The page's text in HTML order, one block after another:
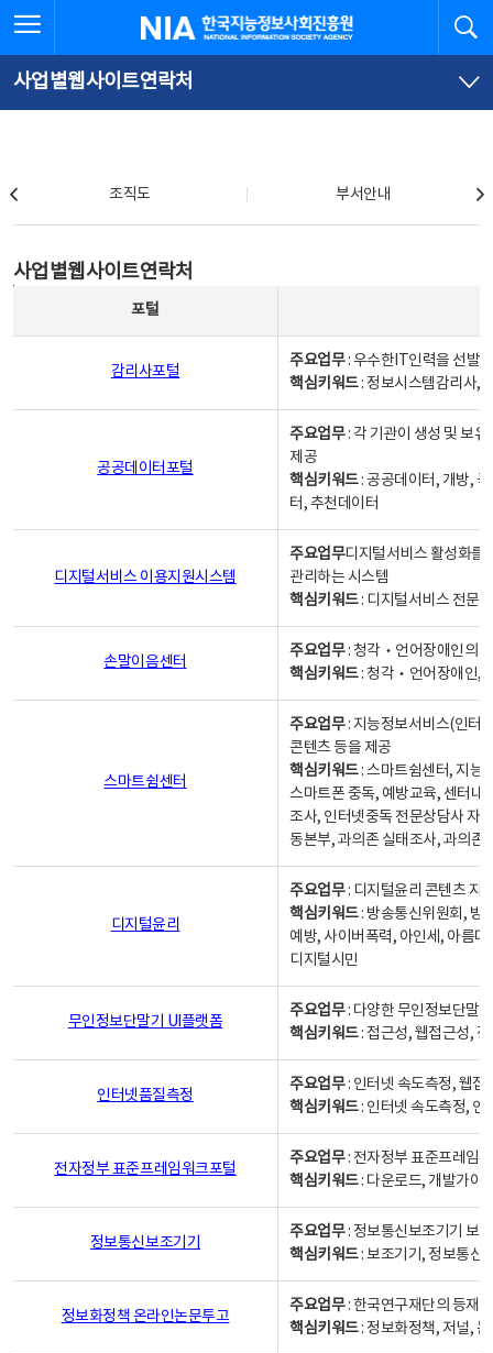
문
로
가
체
뉴
바
가
한국지능정보사회진흥원
사업별웹사이트연락처
조직도 부서안내
사업별웹사이트연락처
포털
감리사포털
주요업무: 우수한IT인력을 선발
핵심키워드: 정보시스템감리사,
공공데이터포털
주요업무: 각 기관이 생성 및 보
제공
핵심키워드: 공공데이터, 개방,
터, 추천데이터
디지털서비스 이용지원시스템
주요업무디지털서비스 활성화를
관리하는 시스템
핵심키워드: 디지털서비스 전문
손말이음센터
주요업무: 청각‧언어장애인의
핵심키워드: 청각‧언어장애인,
스마트쉼센터
주요업무: 지능정보서비스(인터
콘텐츠 등을 제공
핵심키워드: 스마트쉼센터, 지능
스마트폰 중독, 예방교육, 센터내
조사, 인터넷중독 전문상담사 자
동본부, 과의존 실태조사, 과의존
디지털윤리
주요업무: 디지털윤리 콘텐츠 지
핵심키워드: 방송통신위원회, 방
예방, 사이버폭력, 아인세, 아름
디지털시민
무인정보단말기 UI플랫폼
주요업무: 다양한 무인정보단말
핵심키워드: 접근성, 웹접근성,
인터넷품질측정
주요업무: 인터넷 속도측정, 웹접
핵심키워드: 인터넷 속도측정, 인
전자정부 표준프레임워크포털
주요업무: 전자정부 표준프레임
핵심키워드: 다운로드, 개발가이
정보통신보조기기
주요업무: 정보통신보조기기 보
핵심키워드: 보조기기, 정보통신
정보화정책 온라인논문투고
주요업무: 한국연구재단의 등재
핵심키워드: 정보화정책, 저널,